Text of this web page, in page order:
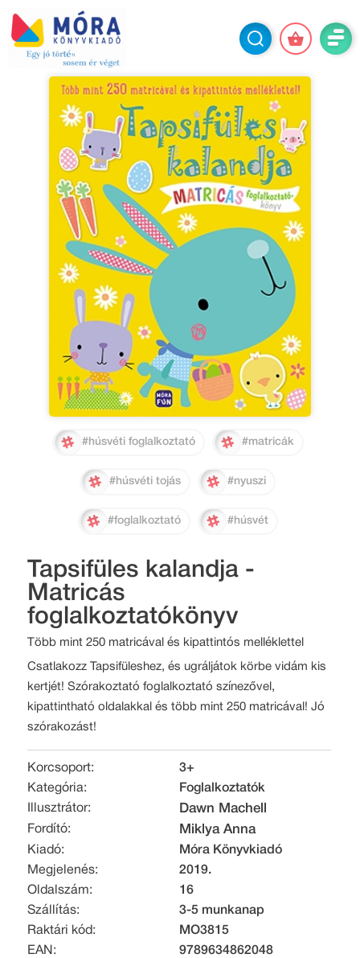
#húsvéti foglalkoztató #matricák
#húsvéti tojás #nyuszi
#foglalkoztató #húsvét
Tapsifüles kalandja -
Matricás
foglalkoztatókönyv
Több mint 250 matricával és kipattintós melléklettel
Csatlakozz Tapsifüleshez, és ugráljátok körbe vidám kis
kertjét! Szórakoztató foglalkoztató színezővel,
kipattintható oldalakkal és több mint 250 matricával! Jó
szórakozást!
Korcsoport:
3+
Kategória:
Foglalkoztatók
Illusztrátor:
Dawn Machell
Fordító: Miklya Anna
Kiadó:
Móra Könyvkiadó
Megjelenés:
2019.
Oldalszám:
16
Szállítás:
3-5 munkanap
Raktári kód:
MO3815
EAN:
9789634862048